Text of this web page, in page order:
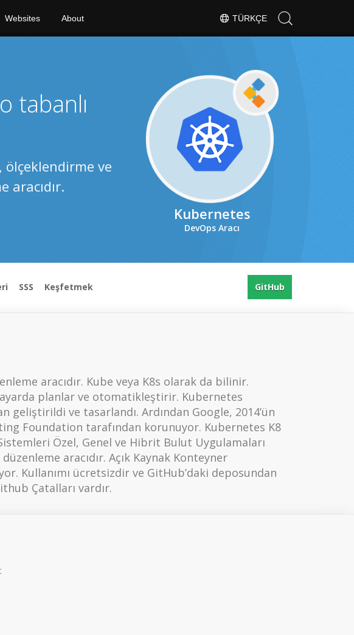
TÜRKÇE
Websites About
Kubernetes
DevOps Aracı
tabanlı
ölçeklendirme ve
aracıdır.
SSS Keşfetmek GitHub
aracıdır. Kube veya K8s olarak da bilinir.
planlar ve otomatikleştirir. Kubernetes
geliştirildi ve tasarlandı. Ardından Google, 2014’ün
Foundation tarafından korunuyor. Kubernetes K8
Özel, Genel ve Hibrit Bulut Uygulamaları
aracıdır. Açık Kaynak Konteyner
Kullanımı ücretsizdir ve GitHub’daki deposundan
Çatalları vardır.